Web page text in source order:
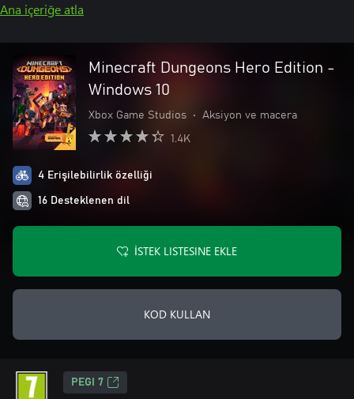
Ana içeriğe atla
Minecraft Dungeons Hero Edition -
Windows 10
Xbox Game Studios • Aksiyon ve macera
1.4K
4 Erişilebilirlik özelliği
16 Desteklenen dil
İSTEK LISTESINE EKLE
KOD KULLAN
PEGI 7